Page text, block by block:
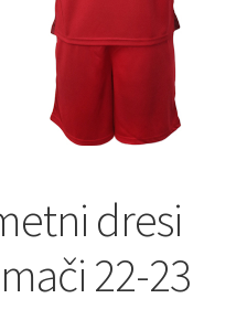
dresi
22-23